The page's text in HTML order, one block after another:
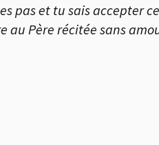
pas et tu sais accepter
Père récitée sans